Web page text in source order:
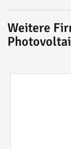
Weitere